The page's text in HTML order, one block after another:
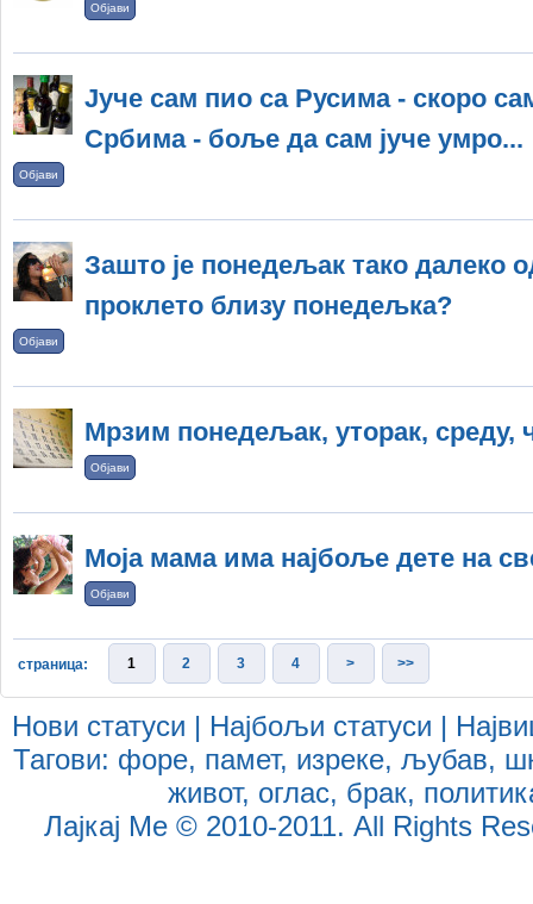
Објави
Јуче сам пио са Русима - скоро
Србима - боље да сам јуче умро...
Објави
Зашто је понедељак тако далеко
проклето близу понедељка?
Објави
Мрзим понедељак, уторак, среду,
Објави
Моја мама има најбоље дете на
Објави
страница: 1 2 3 4 > >>
Нови статуси | Најбољи статуси |
Тагови: форе, памет, изреке,љубав,
живот, оглас, брак,
Лајкај Ме © 2010-2011. All Rights